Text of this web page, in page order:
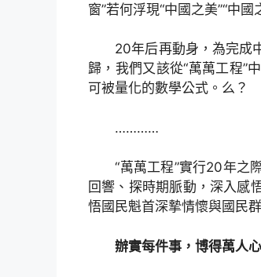
窗”若何浮現“中國之美”“中國
20年后再動身，為完成中
歸，我們又該從“萬萬工程”
可被量化的數學公式。么？
…………
“萬萬工程”實行20年之際
回響、探時期脈動，深入感
悟國民魁首深摯情懷與國民
辦實每件事，博得萬人心